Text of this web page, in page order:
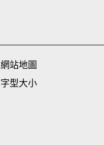
網站地圖
字型大小